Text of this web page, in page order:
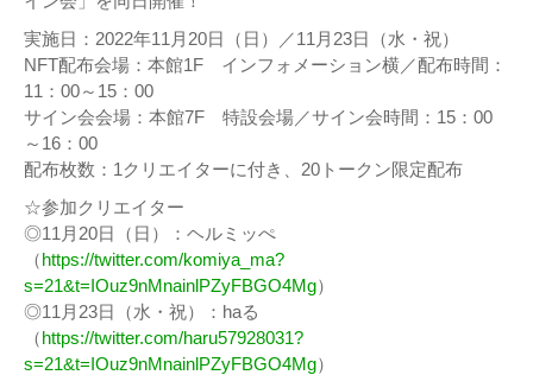
実施日：2022年11月20日（日）／11月23日（水・祝）
NFT配布会場：本館1F インフォメーション横／配布時間：
11：00～15：00
サイン会会場：本館7F 特設会場／サイン会時間：15：00
～16：00
配布枚数：1クリエイターに付き、20トークン限定配布
☆参加クリエイター
◎11月20日（日）：ヘルミッぺ
（https://twitter.com/komiya_ma?
s=21&t=IOuz9nMnainlPZyFBGO4Mg）
◎11月23日（水・祝）：haる
（https://twitter.com/haru57928031?
s=21&t=IOuz9nMnainlPZyFBGO4Mg）